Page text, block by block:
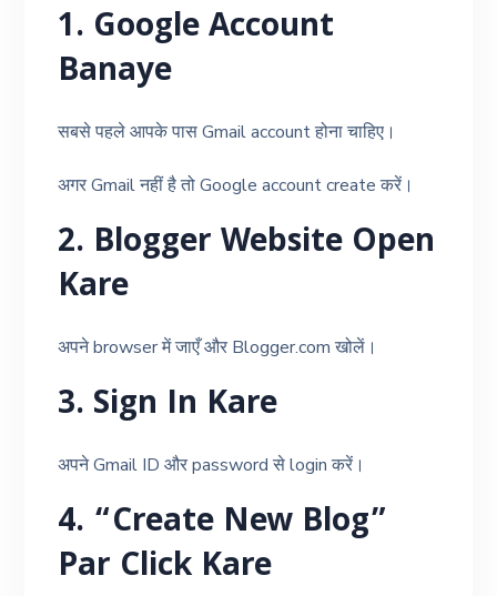
1. Google Account
Banaye
सबसे पहले आपके पास Gmail account होना चाहिए।
अगर Gmail नहीं है तो Google account create करें।
2. Blogger Website Open
Kare
अपने browser में जाएँ और Blogger.com खोलें।
3. Sign In Kare
अपने Gmail ID और password से login करें।
4. “Create New Blog”
Par Click Kare